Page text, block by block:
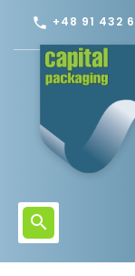
phone +48 91 432